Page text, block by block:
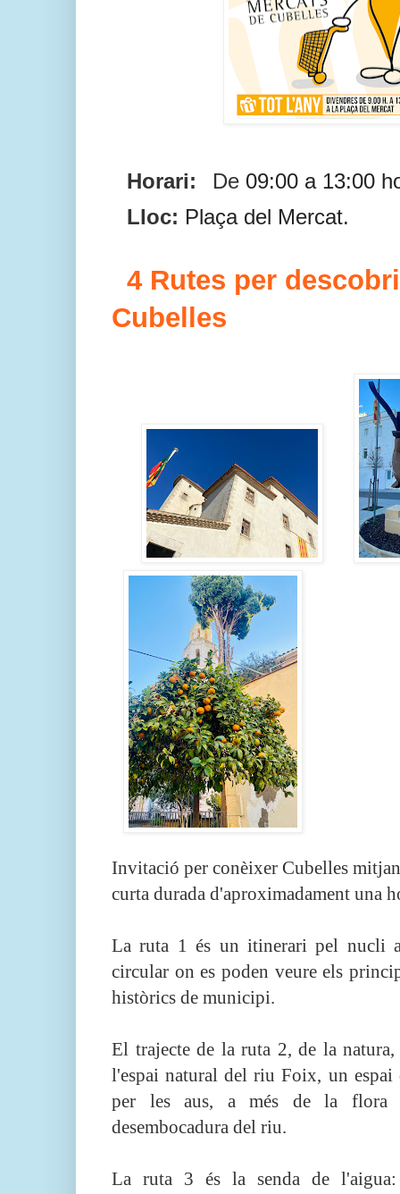
Horari: De 09:00 a 13:00
Lloc: Plaça del Mercat.
4 Rutes per
Cubelles
Invitació per conèixer Cubelles
curta durada d'aproximadament una
La ruta 1 és un itinerari pel nucli
circular on es poden veure els
històrics de municipi.
El trajecte de la ruta 2, de la
l'espai natural del riu Foix, un espai
per les aus, a més de la
desembocadura del riu.
La ruta 3 és la senda de